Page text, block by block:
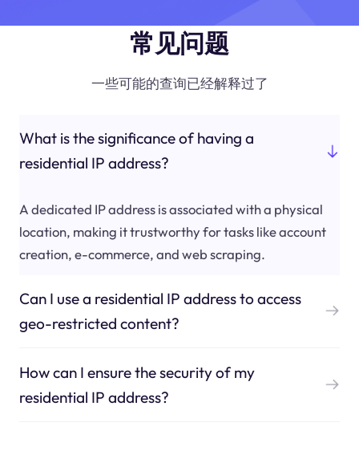
常见问题
一些可能的查询已经解释过了
What is the significance of having a
residential IP address?
A dedicated IP address is associated with a physical
location, making it trustworthy for tasks like account
creation, e-commerce, and web scraping.
Can I use a residential IP address to access
geo-restricted content?
How can I ensure the security of my
residential IP address?